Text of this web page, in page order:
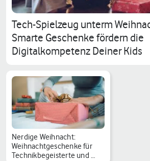
Tech-Spielzeug unterm
Smarte Geschenke fördern die
Digitalkompetenz Deiner Kids
Nerdige Weihnacht:
Weihnachtgeschenke für
Technikbegeisterte und …